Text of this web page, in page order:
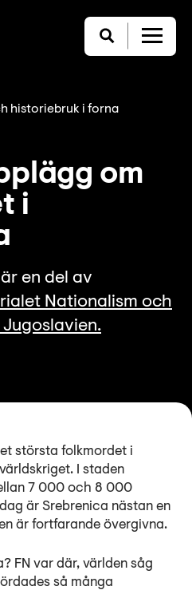
historiebruk i forna
om
i
en del av
Nationalism och
största folkmordet i
I staden
7 000 och 8 000
är Srebrenica nästan en
är fortfarande övergivna.
FN var där, världen såg
så många